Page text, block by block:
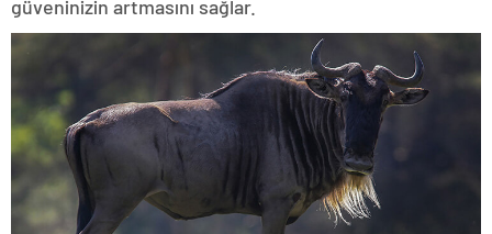
güveninizin artmasını sağlar.